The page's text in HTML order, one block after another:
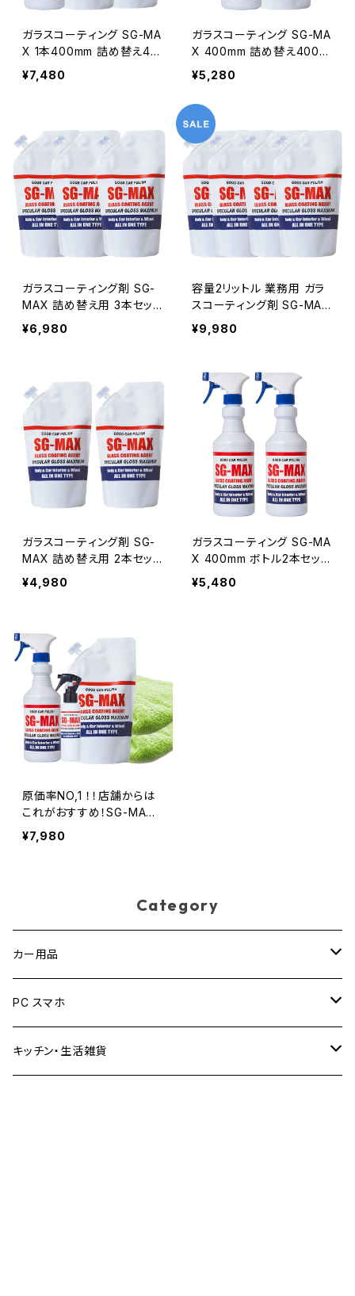
ガラスコーティング SG-MA
X 1本400mm 詰め替え40
0mm×2 プリウス アクア ア
ルファード ベルファイア ヴ
アイフォン コーティング剤
水回りスノーボード ワック
ク
¥7,480
ガラスコーティング SG-MA
X 400mm 詰め替え400m
mセット プリウス アクア ア
ルファード ベルファイア ヴ
ェルファイア ノート セレナ
車 バイク スマホ iphone
アイフォン コーティング剤
水回りスノーボード ワック
ク
¥5,280
ガラスコーティング剤 SG-
MAX 詰め替え用 3本セット
容量UP 合計1200ｍｍ 送
料無料 お得！！ 車 バイク
ク コーティング剤 水回り
水まわり 下地処理
¥6,980
容量2リットル 業務用 ガラ
スコーティング剤 SG-MAX
詰め替え用 4本セット 送料
無料
¥9,980
ガラスコーティング剤 SG-
MAX 詰め替え用 2本セット
容量UP 合計800ｍｍ 送
料無料 お得！！ 車 バイク
ク コーティング剤 水回り
水まわり 下地処理
¥4,980
ガラスコーティング SG-MA
X 400mm ボトル2本セット
プリウス アクア アルファー
ド ベルファイア ヴェルファイ
¥5,480
原価率NO,1 ！！店舗からは
これがおすすめ！SG-MAX
メガ盛りセット ！
¥7,980
Category
カー用品
洗車・コーティング
お得なセット商品
PC スマホ
スマホコーティング
キッチン・生活雑貨